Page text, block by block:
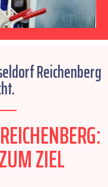
Reichenberg
ZIEL